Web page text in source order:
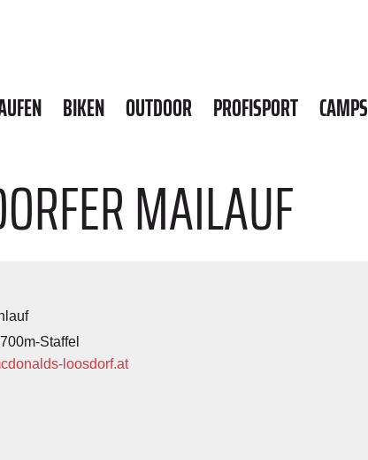
BIKEN OUTDOOR PROFISPORT CAMPS
MAILAUF
Staffel
loosdorf.at